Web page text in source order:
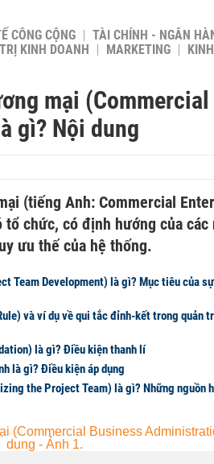
CÔNG CỘNG TÀI CHÍNH - NGÂN
KINH DOANH MARKETING
mại (Commercial
gì? Nội dung
(tiếng Anh: Commercial
chức, có định hướng của các
ưu thế của hệ thống.
Team Development) là gì? Mục tiêu của
và ví dụ về qui tắc đỉnh-kết trong quản
là gì? Điều kiện thanh lí
là gì? Điều kiện áp dụng
the Project Team) là gì? Những nguồn